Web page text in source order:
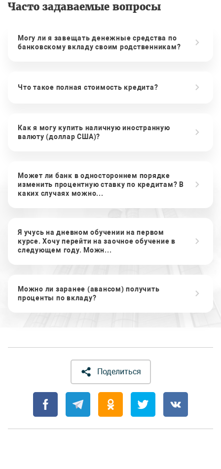
Часто задаваемые вопросы
Могу ли я завещать денежные средства по
банковскому вкладу своим родственникам?
Что такое полная стоимость кредита?
Как я могу купить наличную иностранную
валюту (доллар США)?
Может ли банк в одностороннем порядке
изменить процентную ставку по кредитам? В
каких случаях можно...
Я учусь на дневном обучении на первом
курсе. Хочу перейти на заочное обучение в
следующем году. Можн...
Можно ли заранее (авансом) получить
проценты по вкладу?
Поделиться